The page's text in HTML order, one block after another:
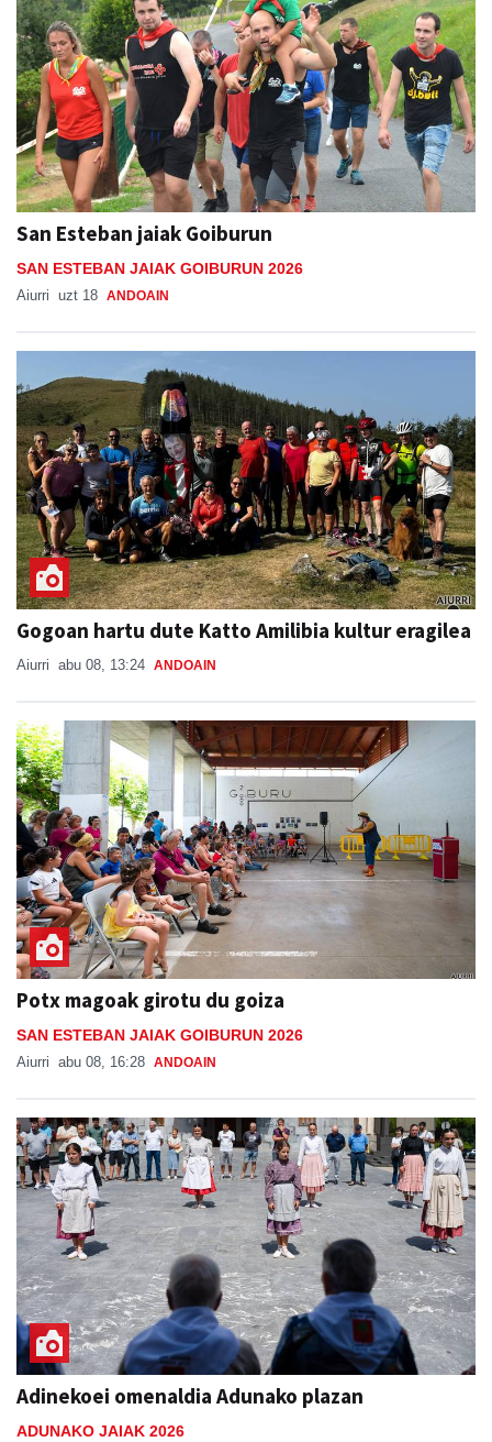
San Esteban jaiak Goiburun
SAN ESTEBAN JAIAK GOIBURUN 2026
Aiurri uzt 18 ANDOAIN
Gogoan hartu dute Katto Amilibia kultur eragilea
Aiurri abu 08, 13:24 ANDOAIN
Potx magoak girotu du goiza
SAN ESTEBAN JAIAK GOIBURUN 2026
Aiurri abu 08, 16:28 ANDOAIN
Adinekoei omenaldia Adunako plazan
ADUNAKO JAIAK 2026